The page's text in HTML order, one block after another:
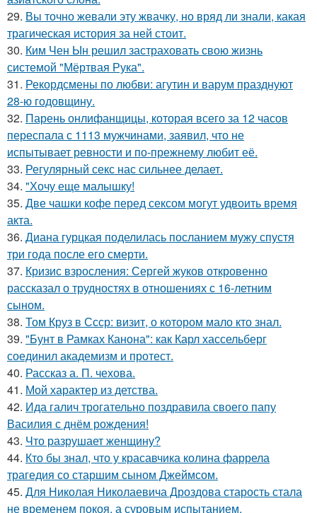
29. Вы точно жевали эту жвачку, но вряд ли знали, какая
трагическая история за ней стоит.
30. Ким Чен Ын решил застраховать свою жизнь
системой "Мёртвая Рука".
31. Рекордсмены по любви: агутин и варум празднуют
28-ю годовщину.
32. Парень онлифанщицы, которая всего за 12 часов
переспала с 1113 мужчинами, заявил, что не
испытывает ревности и по-прежнему любит её.
33. Регулярный секс нас сильнее делает.
34. "Хочу еще малышку!
35. Две чашки кофе перед сексом могут удвоить время
акта.
36. Диана гурцкая поделилась посланием мужу спустя
три года после его смерти.
37. Кризис взросления: Сергей жуков откровенно
рассказал о трудностях в отношениях с 16-летним
сыном.
38. Том Круз в Ссср: визит, о котором мало кто знал.
39. "Бунт в Рамках Канона": как Карл хассельберг
соединил академизм и протест.
40. Рассказ а. П. чехова.
41. Мой характер из детства.
42. Ида галич трогательно поздравила своего папу
Василия с днём рождения!
43. Что разрушает женщину?
44. Кто бы знал, что у красавчика колина фаррела
трагедия со старшим сыном Джеймсом.
45. Для Николая Николаевича Дроздова старость стала
не временем покоя, а суровым испытанием.